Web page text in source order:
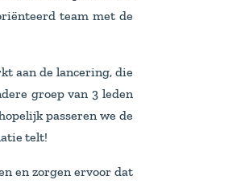
team met de
aan de lancering, die
groep van 3 leden
passeren we de
telt!
en zorgen ervoor dat